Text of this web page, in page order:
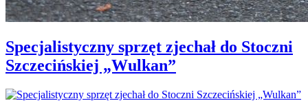
Specjalistyczny sprzęt zjechał do Stoczni
Szczecińskiej „Wulkan”